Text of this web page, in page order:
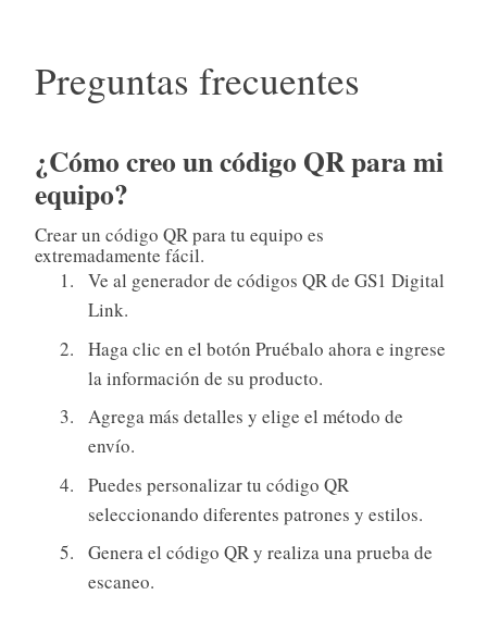
Preguntas frecuentes
¿Cómo creo un código QR para mi
equipo?
Crear un código QR para tu equipo es
extremadamente fácil.
Ve al generador de códigos QR de GS1 Digital
Link.
Haga clic en el botón Pruébalo ahora e ingrese
la información de su producto.
Agrega más detalles y elige el método de
envío.
Puedes personalizar tu código QR
seleccionando diferentes patrones y estilos.
Genera el código QR y realiza una prueba de
escaneo.